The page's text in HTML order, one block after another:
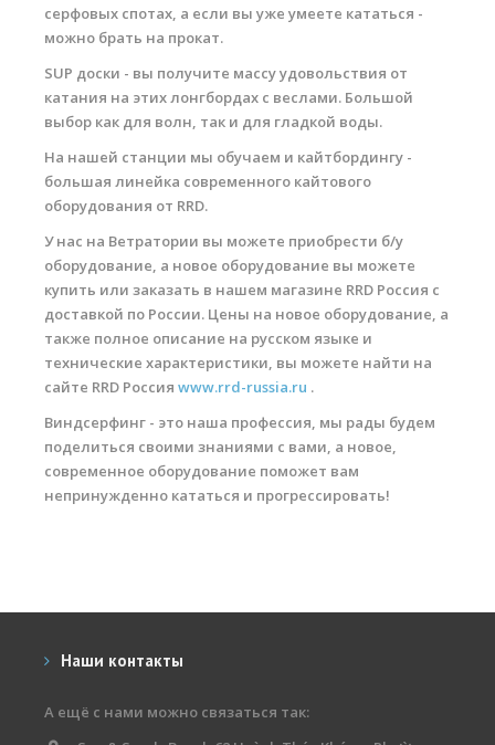
серфовых спотах, а если вы уже умеете кататься -
можно брать на прокат.
SUP доски - вы получите массу удовольствия от
катания на этих лонгбордах с веслами. Большой
выбор как для волн, так и для гладкой воды.
На нашей станции мы обучаем и кайтбордингу -
большая линейка современного кайтового
оборудования от RRD.
У нас на Ветратории вы можете приобрести б/у
оборудование, а новое оборудование вы можете
купить или заказать в нашем магазине RRD Россия с
доставкой по России. Цены на новое оборудование, а
также полное описание на русском языке и
технические характеристики, вы можете найти на
сайте RRD Россия www.rrd-russia.ru .
Виндсерфинг - это наша профессия, мы рады будем
поделиться своими знаниями с вами, а новое,
современное оборудование поможет вам
непринужденно кататься и прогрессировать!
Наши контакты
А ещё с нами можно связаться так: